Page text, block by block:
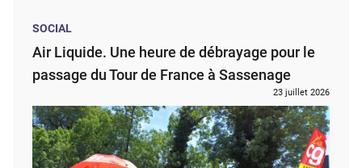
SOCIAL
Air Liquide. Une heure de débrayage pour le
passage du Tour de France à Sassenage
23 juillet 2026